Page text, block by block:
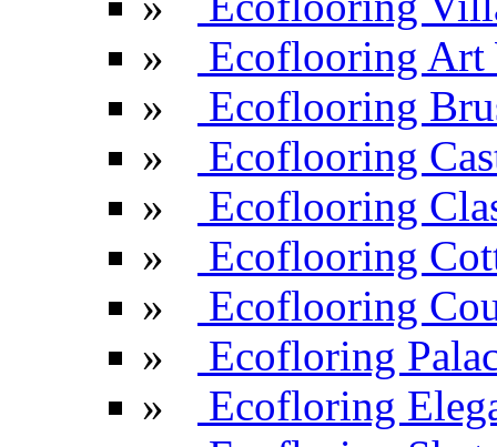
»
Ecoflooring Art
»
Ecoflooring
»
Ecoflooring
»
Ecoflooring
»
Ecoflooring
»
Ecoflooring
»
Ecofloring
»
Ecofloring